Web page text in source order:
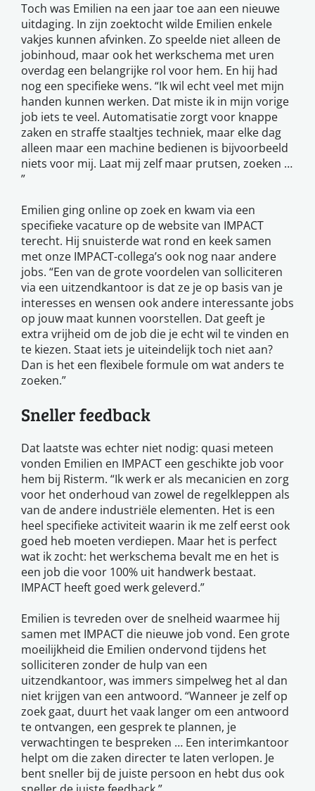
Toch was Emilien na een jaar toe aan een nieuwe
uitdaging. In zijn zoektocht wilde Emilien enkele
vakjes kunnen afvinken. Zo speelde niet alleen de
jobinhoud, maar ook het werkschema met uren
overdag een belangrijke rol voor hem. En hij had
nog een specifieke wens. “Ik wil echt veel met mijn
handen kunnen werken. Dat miste ik in mijn vorige
job iets te veel. Automatisatie zorgt voor knappe
zaken en straffe staaltjes techniek, maar elke dag
alleen maar een machine bedienen is bijvoorbeeld
niets voor mij. Laat mij zelf maar prutsen, zoeken …
”
Emilien ging online op zoek en kwam via een
specifieke vacature op de website van IMPACT
terecht. Hij snuisterde wat rond en keek samen
met onze IMPACT-collega’s ook nog naar andere
jobs. “Een van de grote voordelen van solliciteren
via een uitzendkantoor is dat ze je op basis van je
interesses en wensen ook andere interessante jobs
op jouw maat kunnen voorstellen. Dat geeft je
extra vrijheid om de job die je echt wil te vinden en
te kiezen. Staat iets je uiteindelijk toch niet aan?
Dan is het een flexibele formule om wat anders te
zoeken.”
Sneller feedback
Dat laatste was echter niet nodig: quasi meteen
vonden Emilien en IMPACT een geschikte job voor
hem bij Risterm. “Ik werk er als mecanicien en zorg
voor het onderhoud van zowel de regelkleppen als
van de andere industriële elementen. Het is een
heel specifieke activiteit waarin ik me zelf eerst ook
goed heb moeten verdiepen. Maar het is perfect
wat ik zocht: het werkschema bevalt me en het is
een job die voor 100% uit handwerk bestaat.
IMPACT heeft goed werk geleverd.”
Emilien is tevreden over de snelheid waarmee hij
samen met IMPACT die nieuwe job vond. Een grote
moeilijkheid die Emilien ondervond tijdens het
solliciteren zonder de hulp van een
uitzendkantoor, was immers simpelweg het al dan
niet krijgen van een antwoord. “Wanneer je zelf op
zoek gaat, duurt het vaak langer om een antwoord
te ontvangen, een gesprek te plannen, je
verwachtingen te bespreken … Een interimkantoor
helpt om die zaken directer te laten verlopen. Je
bent sneller bij de juiste persoon en hebt dus ook